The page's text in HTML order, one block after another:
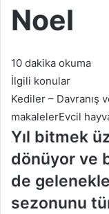
Noel
10 dakika okuma
İlgili konular
Kediler – Davranış
makalelerEvcil
Yıl bitmek
dönüyor ve
de
sezonunu